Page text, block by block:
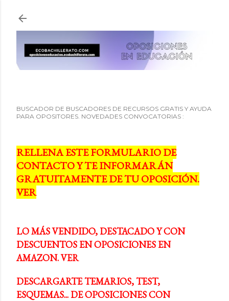
BUSCADOR DE BUSCADORES DE RECURSOS GRATIS Y AYUDA
PARA OPOSITORES. NOVEDADES CONVOCATORIAS :
RELLENA ESTE FORMULARIO DE
CONTACTO Y TE INFORMARÁN
GRATUITAMENTE DE TU OPOSICIÓN.
VER
LO MÁS VENDIDO, DESTACADO Y CON
DESCUENTOS EN OPOSICIONES EN
AMAZON. VER
DESCARGARTE TEMARIOS, TEST,
ESQUEMAS... DE OPOSICIONES CON